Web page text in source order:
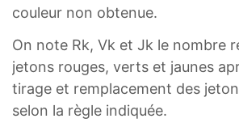
couleur non obtenue.
On note Rk, Vk et Jk le nombre
jetons rouges, verts et jaunes
tirage et remplacement des
selon la règle indiquée.